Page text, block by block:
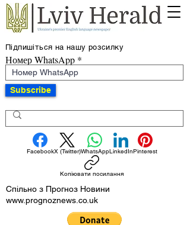
Підпишіться на нашу розсилку
Номер WhatsApp
Subscribe
FacebookX (Twitter)WhatsAppLinkedInPinterest
Копіювати посилання
Спільно з Прогноз Новини
www.prognoznews.co.uk